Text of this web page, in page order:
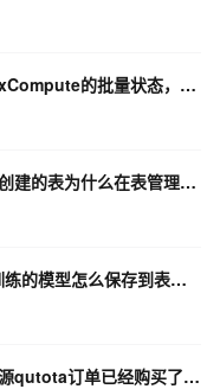
如果没有数据源，只是将大数据计算MaxCompute的批量状态，时间写入oracle的表里？
大数据计算MaxCompute使用临时查询创建的表为什么在表管理和公共表里找不到？
大数据计算MaxCompute odps mars训练的模型怎么保存到表里呢，序列化进去总失败？
大数据计算MaxCompute包月的计算资源qutota订单已经购买了 还能取消吗？怎么操作？